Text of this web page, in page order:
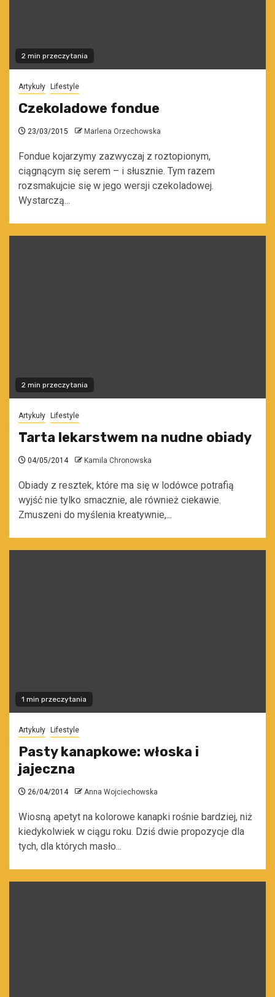
2 min przeczytania
Artykuły Lifestyle
Czekoladowe fondue
23/03/2015 Marlena Orzechowska
Fondue kojarzymy zazwyczaj z roztopionym,
ciągnącym się serem – i słusznie. Tym razem
rozsmakujcie się w jego wersji czekoladowej.
Wystarczą...
2 min przeczytania
Artykuły Lifestyle
Tarta lekarstwem na nudne obiady
04/05/2014 Kamila Chronowska
Obiady z resztek, które ma się w lodówce potrafią
wyjść nie tylko smacznie, ale również ciekawie.
Zmuszeni do myślenia kreatywnie,...
1 min przeczytania
Artykuły Lifestyle
Pasty kanapkowe: włoska i
jajeczna
26/04/2014 Anna Wojciechowska
Wiosną apetyt na kolorowe kanapki rośnie bardziej, niż
kiedykolwiek w ciągu roku. Dziś dwie propozycje dla
tych, dla których masło...